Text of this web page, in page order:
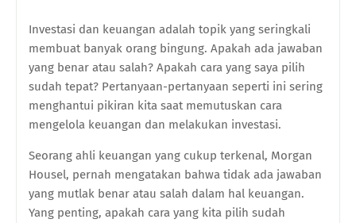
Investasi dan keuangan adalah topik yang seringkali
membuat banyak orang bingung. Apakah ada jawaban
yang benar atau salah? Apakah cara yang saya pilih
sudah tepat? Pertanyaan-pertanyaan seperti ini sering
menghantui pikiran kita saat memutuskan cara
mengelola keuangan dan melakukan investasi.
Seorang ahli keuangan yang cukup terkenal, Morgan
Housel, pernah mengatakan bahwa tidak ada jawaban
yang mutlak benar atau salah dalam hal keuangan.
Yang penting, apakah cara yang kita pilih sudah